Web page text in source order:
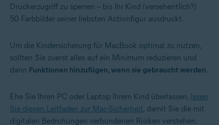
Druckerzugriff zu sperren – bis Ihr Kind (versehentlich?)
50 Farbbilder seiner liebsten Actionfigur ausdruckt.
Um die Kindersicherung für MacBook optimal zu nutzen,
sollten Sie zuerst alles auf ein Minimum reduzieren und
dann Funktionen hinzufügen, wenn sie gebraucht werden.
Ehe Sie Ihren PC oder Laptop Ihrem Kind überlassen, lesen
Sie diesen Leitfaden zur Mac-Sicherheit, damit Sie die mit
digitalen Bedrohungen verbundenen Risiken verstehen.